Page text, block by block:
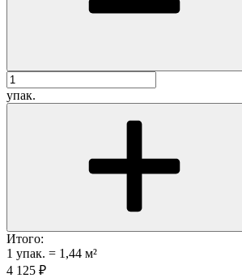
упак.
Итого:
1 упак. = 1,44 м²
4 125 ₽